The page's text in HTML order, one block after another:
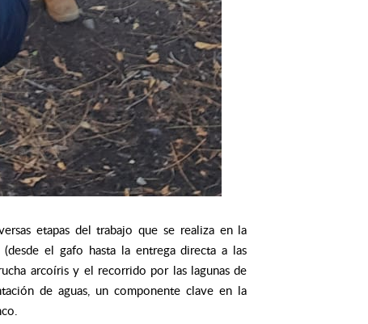
etapas del trabajo que se realiza en la
el gafo hasta la entrega directa a las
arcoíris y el recorrido por las lagunas de
de aguas, un componente clave en la